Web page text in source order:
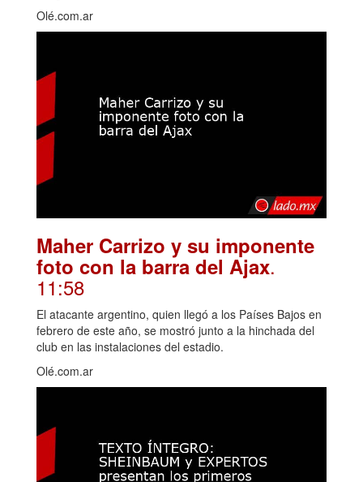
Olé.com.ar
Maher Carrizo y su imponente
foto con la barra del Ajax.
11:58
El atacante argentino, quien llegó a los Países Bajos en
febrero de este año, se mostró junto a la hinchada del
club en las instalaciones del estadio.
Olé.com.ar